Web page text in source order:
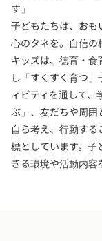
す」
子どもたちは、おも
心のタネを。自信の
キッズは、徳育・
し「すくすく育つ
ィビティを通して
ぶ」、友だちや周囲
自ら考え、行動す
標としています。子
きる環境や活動内容